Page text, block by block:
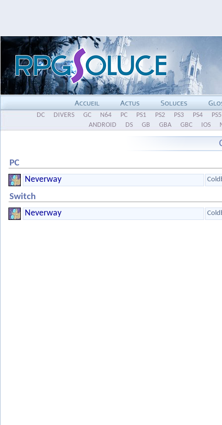
DC DIVERS GC N64 PC PS1 PS2 PS3 PS4
PS5
ANDROID
DS GB GBA GBC IOS
PC
Neverway
Switch
Neverway